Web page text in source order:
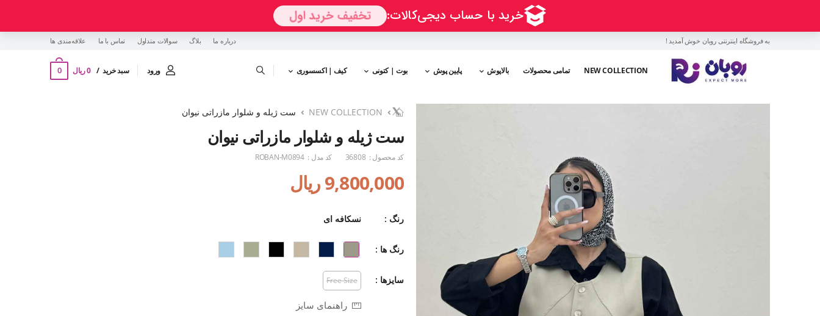
به فروشگاه اینترنتی روبان خوش آمدید ! درباره ما بلاگ سوالات متداول تماس با ما ‌علاقه‌مندی ها
NEW COLLECTION تمامی محصولات بالاپوش پایین پوش بوت | کتونی کیف | اکسسوری ورود سبد خرید 0 ریال 0
NEW COLLECTION ست ژیله و شلوار مازراتی نیوان
ست ژیله و شلوار مازراتی نیوان
کد محصول : 36808 کد مدل : ROBAN-M0894
9,800,000 ریال
رنگ : نسکافه ای
رنگ ها :
سایزها : Free Size
راهنمای سایز